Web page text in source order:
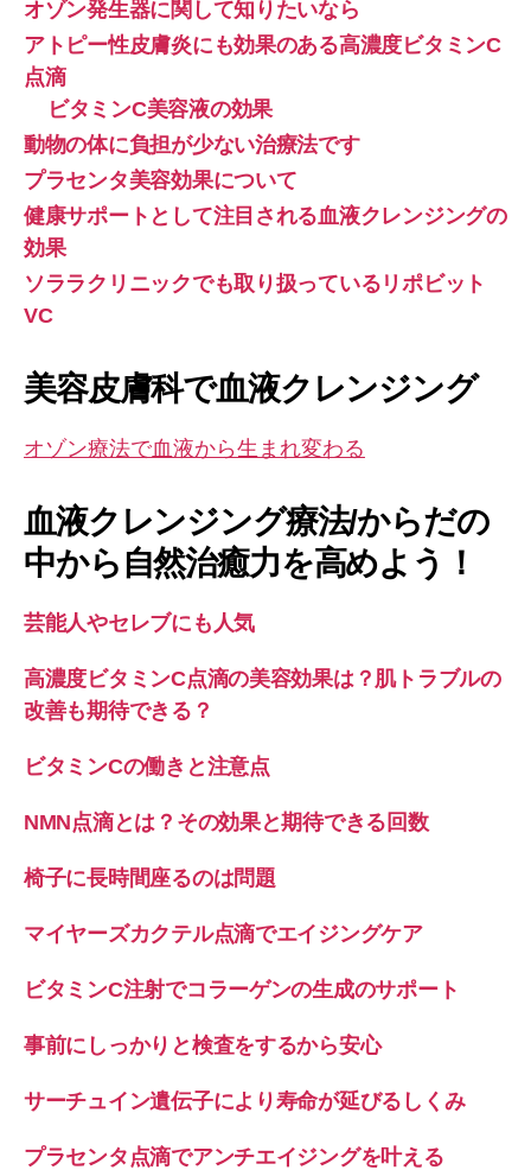
オゾン発生器に関して知りたいなら
アトピー性皮膚炎にも効果のある高濃度ビタミンC
点滴
ビタミンC美容液の効果
動物の体に負担が少ない治療法です
プラセンタ美容効果について
健康サポートとして注目される血液クレンジングの
効果
ソララクリニックでも取り扱っているリポビット
VC
美容皮膚科で血液クレンジング
オゾン療法で血液から生まれ変わる
血液クレンジング療法/からだの
中から自然治癒力を高めよう！
芸能人やセレブにも人気
高濃度ビタミンC点滴の美容効果は？肌トラブルの
改善も期待できる？
ビタミンCの働きと注意点
NMN点滴とは？その効果と期待できる回数
椅子に長時間座るのは問題
マイヤーズカクテル点滴でエイジングケア
ビタミンC注射でコラーゲンの生成のサポート
事前にしっかりと検査をするから安心
サーチュイン遺伝子により寿命が延びるしくみ
プラセンタ点滴でアンチエイジングを叶える